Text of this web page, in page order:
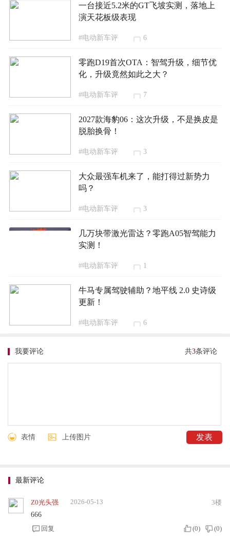
一台接近5.2米的GT飞坡实测，落地上
演天花板级表现
#电动新车评 6
零跑D19首次OTA：智驾升级，细节优
化，升级竟然如此之大？
#电动新车评 7
2027款海豹06：这次升级，不是换皮是
脱胎换骨！
#电动新车评 3
大众最强车机来了，能打得过新势力
吗？
#电动新车评 3
几万块带激光雷达？零跑A05智驾能力
实测！
#电动新车评 1
牛马专属驾驶辅助？地平线 2.0 史诗级
更新！
#电动新车评 6
共3条评论
我要评论
表情 上传图片
最新评论
Z0光头强 2026-05-13
3楼
666
回复
(0) (0)